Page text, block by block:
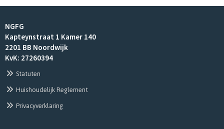
NGFG
Kapteynstraat 1 Kamer 140
2201 BB Noordwijk
KvK: 27260394
Statuten
Huishoudelijk Reglement
Privacyverklaring